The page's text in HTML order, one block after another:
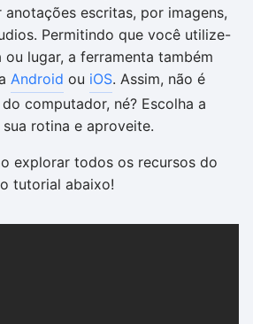
escritas, por imagens,
Permitindo que você utilize-
lugar, a ferramenta também
Android ou iOS. Assim, não é
computador, né? Escolha a
rotina e aproveite.
explorar todos os recursos do
tutorial abaixo!